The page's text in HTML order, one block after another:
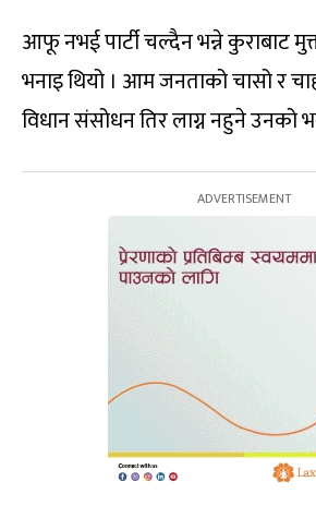
आफू नभई पार्टी चल्दैन भन्ने कुराबाट
भनाइ थियो । आम जनताको चासो र
विधान संसोधन तिर लाग्न नहुने उनको